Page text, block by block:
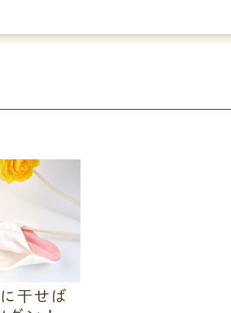
も布ナプキン愛用させて頂きます。あ